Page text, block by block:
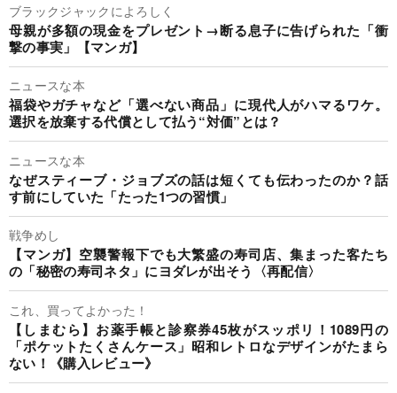
ブラックジャックによろしく
母親が多額の現金をプレゼント→断る息子に告げられた「衝
撃の事実」【マンガ】
ニュースな本
福袋やガチャなど「選べない商品」に現代人がハマるワケ。
選択を放棄する代償として払う“対価”とは？
ニュースな本
なぜスティーブ・ジョブズの話は短くても伝わったのか？話
す前にしていた「たった1つの習慣」
戦争めし
【マンガ】空襲警報下でも大繁盛の寿司店、集まった客たち
の「秘密の寿司ネタ」にヨダレが出そう〈再配信〉
これ、買ってよかった！
【しまむら】お薬手帳と診察券45枚がスッポリ！1089円の
「ポケットたくさんケース」昭和レトロなデザインがたまら
ない！《購入レビュー》